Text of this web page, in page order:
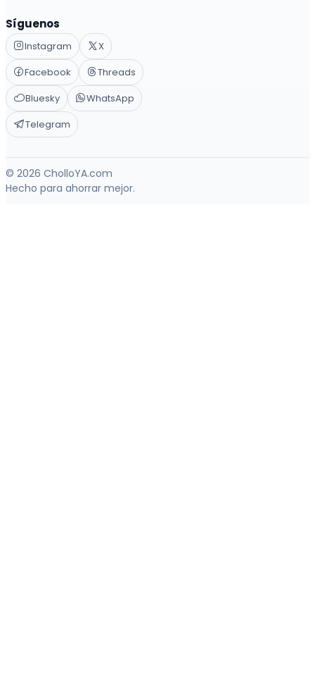
Síguenos
Instagram
X
Facebook
Threads
Bluesky
WhatsApp
Telegram
© 2026 CholloYA.com
Hecho para ahorrar mejor.